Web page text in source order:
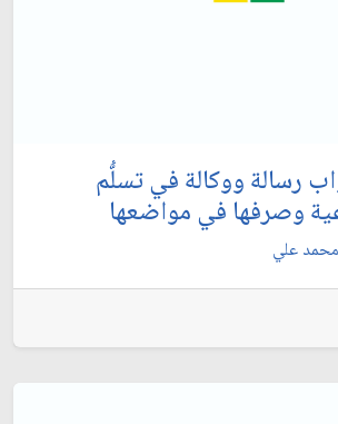
رسالة ووكالة في تسلُّم
وصرفها في مواضعها
علي‏